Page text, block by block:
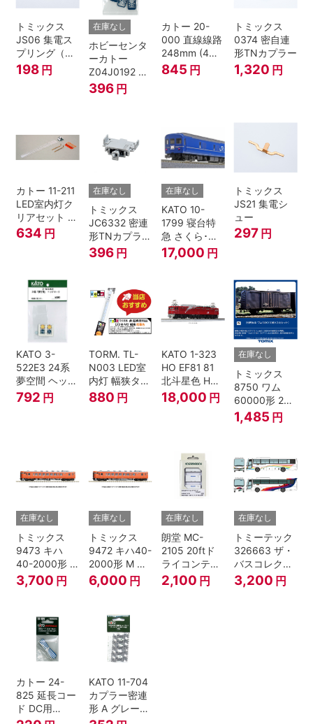
トミックス
JS06 集電ス
プリング（Ｌ
=7.5mm・4個
入） 鉄道模型
198 円
在庫なし
ホビーセンタ
ーカトー
Z04J0192 ク
モハ115 横須
賀色 ジャンパ
396 円
カトー 20-
000 直線線路
248mm (4本
入) Nゲージ
845 円
トミックス
0374 密自連
形TNカプラー
1,320 円
カトー 11-211
LED室内灯ク
リアセット N
ゲージ
634 円
在庫なし
トミックス
JC6332 密連
形TNカプラー
(SPグレー電
連付・211系)
396 円
在庫なし
KATO 10-
1799 寝台特
急 さくら･は
やぶさ/富士
24系 9両セッ
17,000 円
トミックス
JS21 集電シ
ュー
297 円
KATO 3-
522E3 24系
夢空間 ヘッド
マーク 4種各1
792 円
TORM. TL-
N003 LED室
内灯 幅狭タイ
プ・電球色 1
本 鉄道模型
880 円
KATO 1-323
HO EF81 81
北斗星色 HO
ゲージ
18,000 円
在庫なし
トミックス
8750 ワム
60000形 2両
セット Nゲー
ジ
1,485 円
在庫なし
トミックス
9473 キハ
40-2000形 T
Nゲージ
3,700 円
在庫なし
トミックス
9472 キハ40-
2000形 M N
ゲージ
6,000 円
在庫なし
朗堂 MC-
2105 20ftド
ライコンテナ
タイプ
TRANCY
2,100 円
在庫なし
トミーテック
326663 ザ・
バスコレクシ
ョン 西日本鉄
道・九州産交
3,200 円
カトー 24-
825 延長コー
ド DC用
KATO 11-704
カプラー密連
形 A グレー